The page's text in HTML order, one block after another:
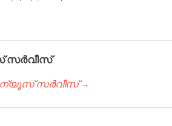
സർവീസ്
ന്യൂസ് സർവീസ് →